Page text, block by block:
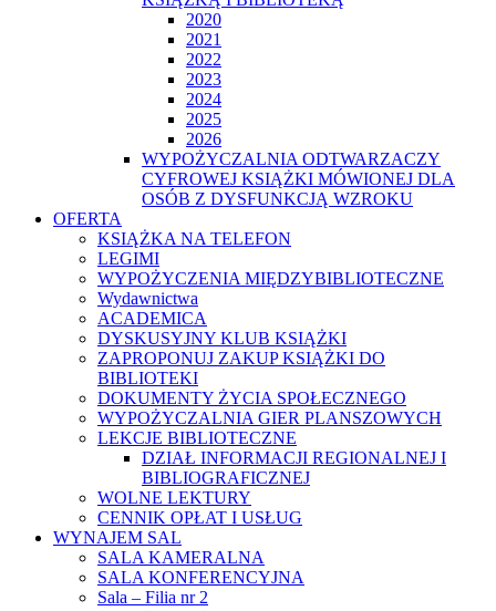
2020
2021
2022
2023
2024
2025
2026
WYPOŻYCZALNIA ODTWARZACZY
CYFROWEJ KSIĄŻKI MÓWIONEJ DLA
OSÓB Z DYSFUNKCJĄ WZROKU
OFERTA
KSIĄŻKA NA TELEFON
LEGIMI
WYPOŻYCZENIA MIĘDZYBIBLIOTECZNE
Wydawnictwa
ACADEMICA
DYSKUSYJNY KLUB KSIĄŻKI
ZAPROPONUJ ZAKUP KSIĄŻKI DO
BIBLIOTEKI
DOKUMENTY ŻYCIA SPOŁECZNEGO
WYPOŻYCZALNIA GIER PLANSZOWYCH
LEKCJE BIBLIOTECZNE
DZIAŁ INFORMACJI REGIONALNEJ I
BIBLIOGRAFICZNEJ
WOLNE LEKTURY
CENNIK OPŁAT I USŁUG
WYNAJEM SAL
SALA KAMERALNA
SALA KONFERENCYJNA
Sala – Filia nr 2